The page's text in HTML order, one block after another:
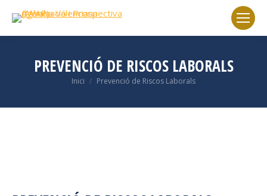
PREVENCIÓ DE RISCOS LABORALS
You are here:
Inici Prevenció de Riscos Laborals